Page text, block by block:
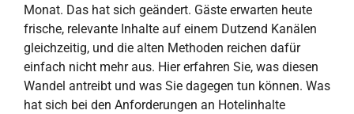
Monat. Das hat sich geändert. Gäste erwarten heute
frische, relevante Inhalte auf einem Dutzend Kanälen
gleichzeitig, und die alten Methoden reichen dafür
einfach nicht mehr aus. Hier erfahren Sie, was diesen
Wandel antreibt und was Sie dagegen tun können. Was
hat sich bei den Anforderungen an Hotelinhalte